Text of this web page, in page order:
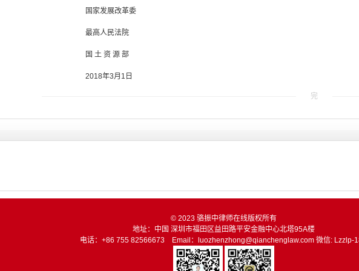
国家发展改革委
最高人民法院
国 土 资 源 部
2018年3月1日
完
© 2023 骆振中律师在线版权所有
地址：中国 深圳市福田区益田路平安金融中心北塔95A楼
电话：+86 755 82566673 Email：luozhenzhong@qianchenglaw.com 微信: Lzzlp-